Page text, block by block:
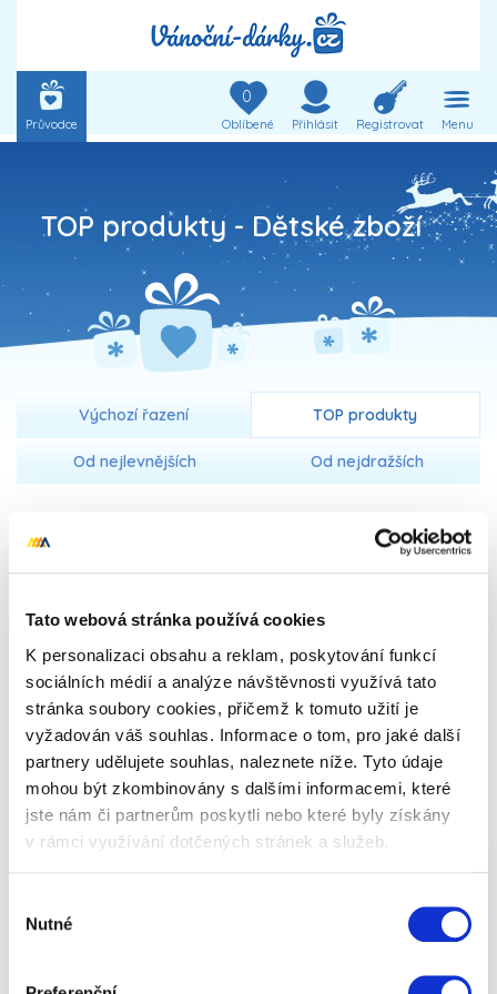
Tato webová stránka používá cookies
K personalizaci obsahu a reklam, poskytování funkcí
sociálních médií a analýze návštěvnosti využívá tato
stránka soubory cookies, přičemž k tomuto užití je
vyžadován váš souhlas. Informace o tom, pro jaké další
partnery udělujete souhlas, naleznete níže. Tyto údaje
mohou být zkombinovány s dalšími informacemi, které
jste nám či partnerům poskytli nebo které byly získány
v rámci využívání dotčených stránek a služeb.
souhlasu
Nutné
Průvodce
0
Oblíbené Přihlásit Registrovat Menu
TOP produkty - Dětské zboží
Výchozí řazení TOP produkty
Od nejlevnějších Od nejdražších
TOP produkty -
Dětské zboží
Vánoce okořeňte. Hledáte inspiraci na dárky pro
kamarádku, kamaráda nebo se snažíte najít ten
správný dárek pro páry? Jste na správné adrese.